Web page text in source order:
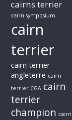
cairns terrier
cairn symposium
cairn
terrier
cairn terrier
angleterre cairn
terrier CGA cairn
terrier
champion cairn